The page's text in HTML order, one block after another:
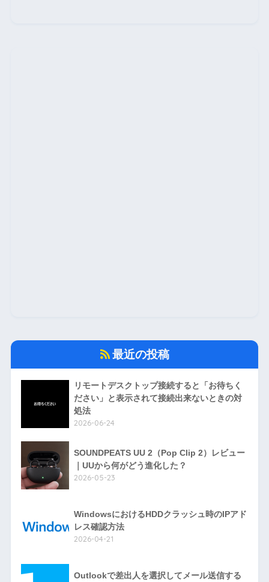
最近の投稿
リモートデスクトップ接続すると「お待ちく
ださい」と表示されて接続出来ないときの対
処法
2026-06-24
SOUNDPEATS UU 2（Pop Clip 2）レビュー
｜UUから何がどう進化した？
2026-05-23
WindowsにおけるHDDクラッシュ時のIPアド
レス確認方法
2026-04-21
Outlookで差出人を選択してメール送信する